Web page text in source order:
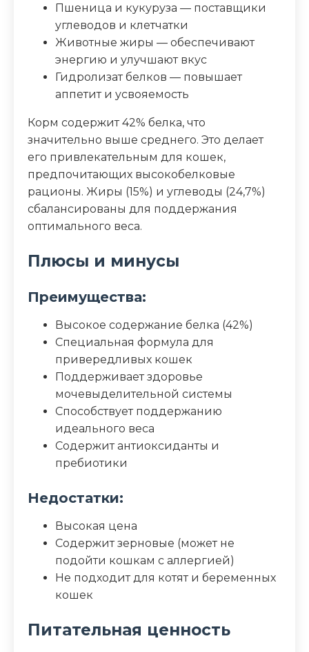
Пшеница и кукуруза — поставщики
углеводов и клетчатки
Животные жиры — обеспечивают
энергию и улучшают вкус
Гидролизат белков — повышает
аппетит и усвояемость
Корм содержит 42% белка, что
значительно выше среднего. Это делает
его привлекательным для кошек,
предпочитающих высокобелковые
рационы. Жиры (15%) и углеводы (24,7%)
сбалансированы для поддержания
оптимального веса.
Плюсы и минусы
Преимущества:
Высокое содержание белка (42%)
Специальная формула для
привередливых кошек
Поддерживает здоровье
мочевыделительной системы
Способствует поддержанию
идеального веса
Содержит антиоксиданты и
пребиотики
Недостатки:
Высокая цена
Содержит зерновые (может не
подойти кошкам с аллергией)
Не подходит для котят и беременных
кошек
Питательная ценность